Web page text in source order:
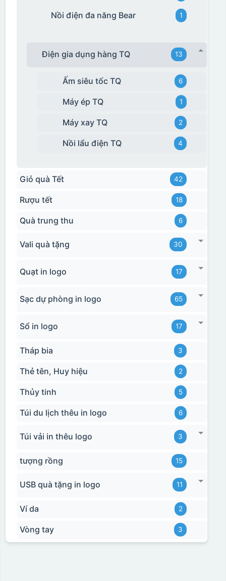
Nồi điện đa năng Bear 1
Điện gia dụng hàng TQ 13
Ấm siêu tốc TQ 6
Máy ép TQ 1
Máy xay TQ 2
Nồi lẩu điện TQ 4
Giỏ quà Tết 42
Rượu tết 18
Quà trung thu 6
Vali quà tặng 30
Quạt in logo 17
Sạc dự phòng in logo 65
Sổ in logo 17
Tháp bia 3
Thẻ tên, Huy hiệu 2
Thủy tinh 5
Túi du lịch thêu in logo 6
Túi vải in thêu logo 3
tượng rồng 15
USB quà tặng in logo 11
Ví da 2
Vòng tay 3